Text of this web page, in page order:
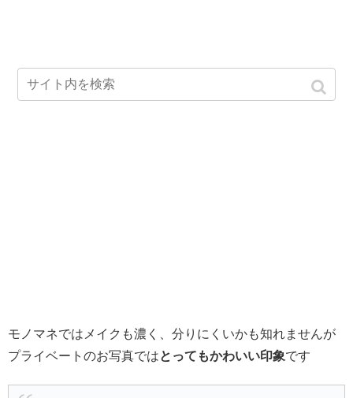
モノマネではメイクも濃く、分りにくいかも知れませんが
プライベートのお写真ではとってもかわいい印象です